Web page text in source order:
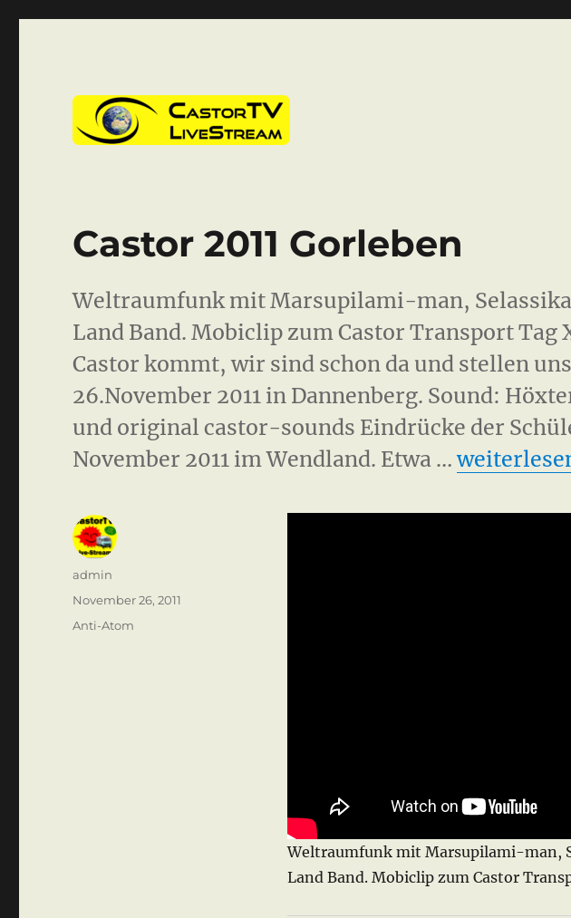
Castor 2011 Gorleben
Weltraumfunk mit Marsupilami-man,
Land Band. Mobiclip zum Castor Transport Tag
Castor kommt, wir sind schon da und stellen
26.November 2011 in Dannenberg. Sound:
und original castor-sounds Eindrücke der
November 2011 im Wendland. Etwa …„Castor
Weltraumfunk mit Marsupilami-man,
Land Band. Mobiclip zum Castor
Autor
admin
Veröffentlicht
November 26, 2011
Kategorien
Anti-Atom